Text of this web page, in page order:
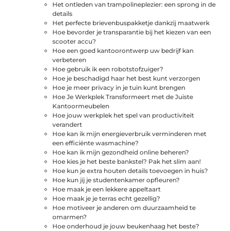
Het ontleden van trampolineplezier: een sprong in de
details
Het perfecte brievenbuspakketje dankzij maatwerk
Hoe bevorder je transparantie bij het kiezen van een
scooter accu?
Hoe een goed kantoorontwerp uw bedrijf kan
verbeteren
Hoe gebruik ik een robotstofzuiger?
Hoe je beschadigd haar het best kunt verzorgen
Hoe je meer privacy in je tuin kunt brengen
Hoe Je Werkplek Transformeert met de Juiste
Kantoormeubelen
Hoe jouw werkplek het spel van productiviteit
verandert
Hoe kan ik mijn energieverbruik verminderen met
een efficiënte wasmachine?
Hoe kan ik mijn gezondheid online beheren?
Hoe kies je het beste bankstel? Pak het slim aan!
Hoe kun je extra houten details toevoegen in huis?
Hoe kun jij je studentenkamer opfleuren?
Hoe maak je een lekkere appeltaart
Hoe maak je je terras echt gezellig?
Hoe motiveer je anderen om duurzaamheid te
omarmen?
Hoe onderhoud je jouw beukenhaag het beste?